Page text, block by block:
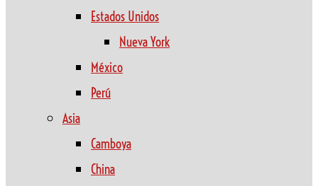
Estados Unidos
Nueva York
México
Perú
Asia
Camboya
China